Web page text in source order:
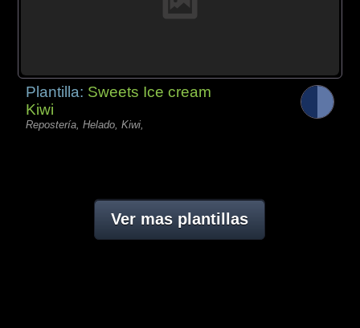
Plantilla: Sweets Ice cream
Kiwi
Repostería, Helado, Kiwi,
Ver mas plantillas